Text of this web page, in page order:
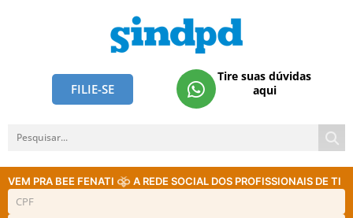
FILIE-SE
Tire suas dúvidas
aqui
VEM PRA BEE FENATI A REDE SOCIAL DOS PROFISSIONAIS DE TI